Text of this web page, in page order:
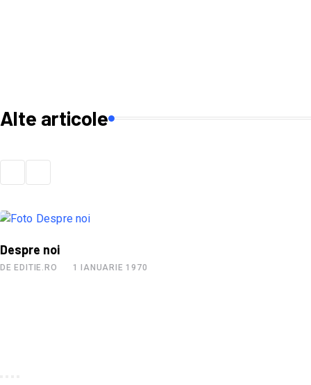
Alte articole
Despre noi
DE EDITIE.RO 1 IANUARIE 1970